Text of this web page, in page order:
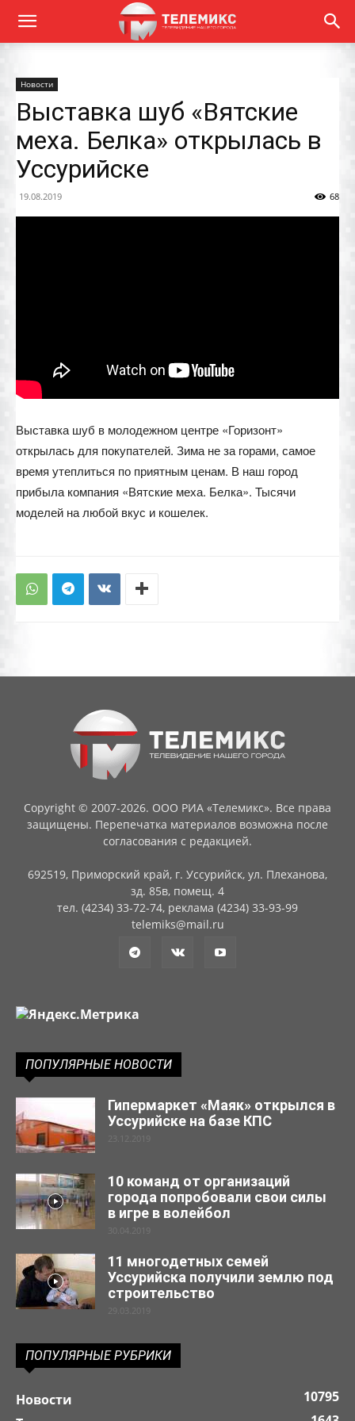
Новости
Выставка шуб «Вятские
меха. Белка» открылась в
Уссурийске
19.08.2019 68
Выставка шуб в молодежном центре «Горизонт»
открылась для покупателей. Зима не за горами, самое
время утеплиться по приятным ценам. В наш город
прибыла компания «Вятские меха. Белка». Тысячи
моделей на любой вкус и кошелек.
Copyright © 2007-2026. ООО РИА «Телемикс». Все права
защищены. Перепечатка материалов возможна после
согласования с редакцией.
692519, Приморский край, г. Уссурийск, ул. Плеханова,
зд. 85в, помещ. 4
тел. (4234) 33-72-74, реклама (4234) 33-93-99
telemiks@mail.ru
ПОПУЛЯРНЫЕ НОВОСТИ
Гипермаркет «Маяк» открылся в
Уссурийске на базе КПС
23.12.2019
10 команд от организаций
города попробовали свои силы
в игре в волейбол
30.04.2019
11 многодетных семей
Уссурийска получили землю под
строительство
29.03.2019
ПОПУЛЯРНЫЕ РУБРИКИ
Новости
10795